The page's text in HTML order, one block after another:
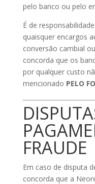
pelo banco ou pelo
É de
quaisquer encargos
conversão cambial
concorda que os
por qualquer custo
mencionado PELO
FRAUDE
Em caso de disputa
concorda que a